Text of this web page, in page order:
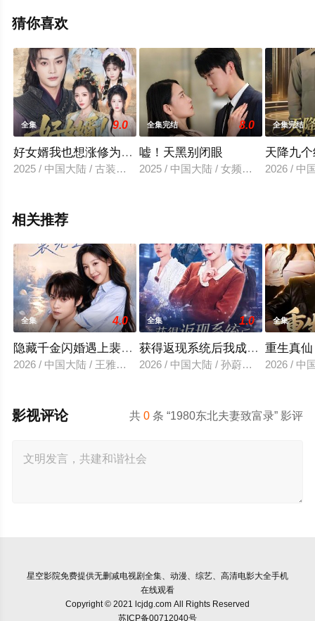
可移步至豆瓣电视剧、电视猫或剧情网等平台了解。
。
猜你喜欢
全集 9.0
好女婿我也想涨修为＆公主穿龙袍臣真的受不了啦
2025 / 中国大陆 / 古装仙侠
全集完结 8.0
嘘！天黑别闭眼
2025 / 中国大陆 / 女频恋爱
全集完结
天降九
2026 / 中
相关推荐
全集 4.0
隐藏千金闪婚遇上裴先生
2026 / 中国大陆 / 王雅清＆朱城玮
全集 1.0
获得返现系统后我成了万人迷
2026 / 中国大陆 / 孙蔚琳＆魏胜奇
全集
重生真
2026 / 中
共0 条 “1980东北夫妻致富录” 影评
影视评论
星空影院免费提供无删减电视剧全集、动漫、综艺、高清电影大全手机
在线观看
Copyright © 2021 lcjdg.com All Rights Reserved
苏ICP备00712040号